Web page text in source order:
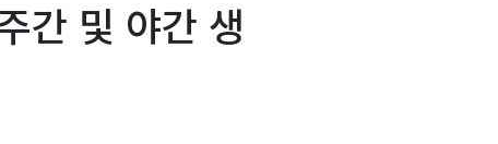
간 및 야간 생